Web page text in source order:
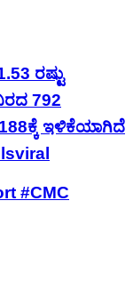
ರಷ್ಟು
792
188ಕ್ಕೆ ಇಳಿಕೆಯಾಗಿದೆ
#CMC